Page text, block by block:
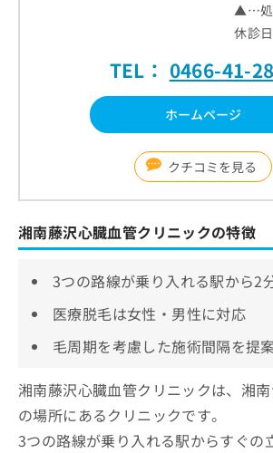
▲…処
休診
TEL： 0466-41-
ホームページ
クチコミを見る
湘南藤沢心臓血管クリニックの特徴
3つの路線が乗り入れる駅から2
医療脱毛は女性・男性に対応
毛周期を考慮した施術間隔を提案
湘南藤沢心臓血管クリニックは、湘
の場所にあるクリニックです。
3つの路線が乗り入れる駅からすぐの